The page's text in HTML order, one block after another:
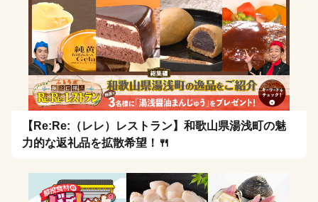
【Re:Re:（レレ）レストラン】和歌山県湯浅町の魅
力的な返礼品を拡散希望！🍴